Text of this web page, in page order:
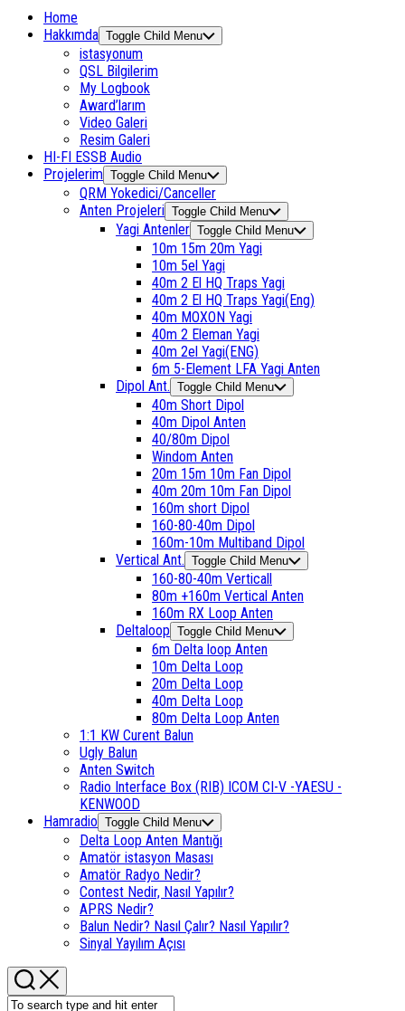
Home
Hakkımda Toggle Child Menu
istasyonum
QSL Bilgilerim
My Logbook
Award’larım
Video Galeri
Resim Galeri
HI-FI ESSB Audio
Projelerim Toggle Child Menu
QRM Yokedici/Canceller
Anten Projeleri Toggle Child Menu
Yagi Antenler Toggle Child Menu
10m 15m 20m Yagi
10m 5el Yagi
40m 2 El HQ Traps Yagi
40m 2 El HQ Traps Yagi(Eng)
40m MOXON Yagi
40m 2 Eleman Yagi
40m 2el Yagi(ENG)
6m 5-Element LFA Yagi Anten
Dipol Ant. Toggle Child Menu
40m Short Dipol
40m Dipol Anten
40/80m Dipol
Windom Anten
20m 15m 10m Fan Dipol
40m 20m 10m Fan Dipol
160m short Dipol
160-80-40m Dipol
160m-10m Multiband Dipol
Vertical Ant. Toggle Child Menu
160-80-40m Verticall
80m +160m Vertical Anten
160m RX Loop Anten
Deltaloop Toggle Child Menu
6m Delta loop Anten
10m Delta Loop
20m Delta Loop
40m Delta Loop
80m Delta Loop Anten
1:1 KW Curent Balun
Ugly Balun
Anten Switch
Radio Interface Box (RIB) ICOM CI-V -YAESU -
KENWOOD
Hamradio Toggle Child Menu
Delta Loop Anten Mantığı
Amatör istasyon Masası
Amatör Radyo Nedir?
Contest Nedir, Nasıl Yapılır?
APRS Nedir?
Balun Nedir? Nasıl Çalır? Nasıl Yapılır?
Sinyal Yayılım Açısı